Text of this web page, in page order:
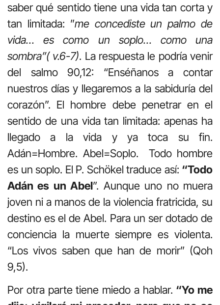
saber qué sentido tiene una vida tan corta y
tan limitada: ”me concediste un palmo de
vida… es como un soplo… como una
sombra”( v.6-7). La respuesta le podría venir
del salmo 90,12: “Enséñanos a contar
nuestros días y llegaremos a la sabiduría del
corazón”. El hombre debe penetrar en el
sentido de una vida tan limitada: apenas ha
llegado a la vida y ya toca su fin.
Adán=Hombre. Abel=Soplo. Todo hombre
es un soplo. El P. Schökel traduce así: “Todo
Adán es un Abel”. Aunque uno no muera
joven ni a manos de la violencia fratricida, su
destino es el de Abel. Para un ser dotado de
conciencia la muerte siempre es violenta.
“Los vivos saben que han de morir” (Qoh
9,5).
Por otra parte tiene miedo a hablar. “Yo me